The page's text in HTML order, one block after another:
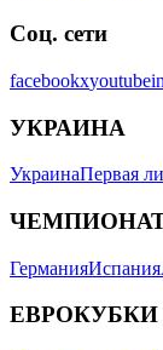
Соц. сети
facebookxyoutube
УКРАИНА
УкраинаПервая
ГерманияИспания
ЕВРОКУБКИ